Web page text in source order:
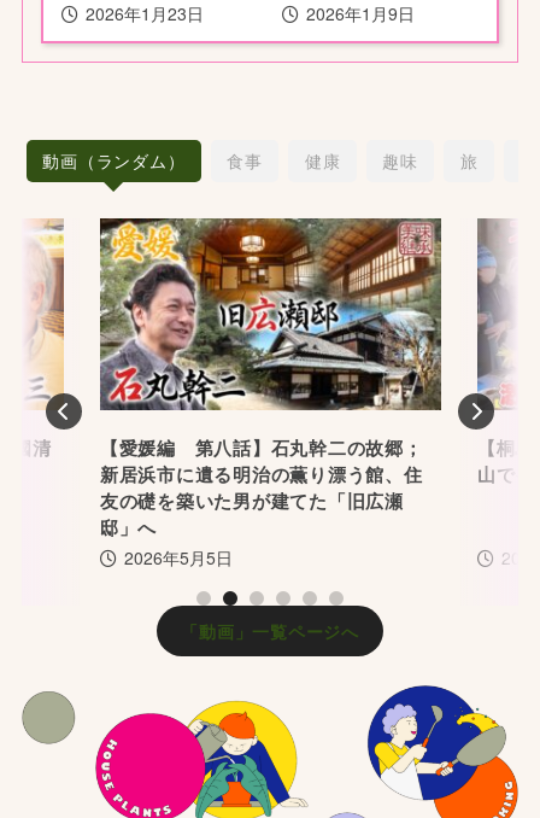
2026年1月23日 2026年1月9日
動画（ランダム） 食事 健康 趣味 旅
Previous
清
【愛媛編 第八話】石丸幹二の故郷；
新居浜市に遺る明治の薫り漂う館、住
友の礎を築いた男が建てた「旧広瀬
邸」へ
2026年5月5日
【桐島
山でイ
2025
1 2 3 4 5 6
「動画」一覧ページへ